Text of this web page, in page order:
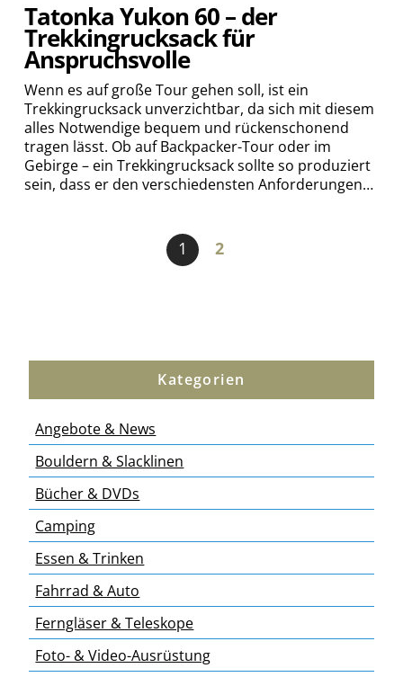
Tatonka Yukon 60 – der
Trekkingrucksack für
Anspruchsvolle
Wenn es auf große Tour gehen soll, ist ein
Trekkingrucksack unverzichtbar, da sich mit diesem
alles Notwendige bequem und rückenschonend
tragen lässt. Ob auf Backpacker-Tour oder im
Gebirge – ein Trekkingrucksack sollte so produziert
sein, dass er den verschiedensten Anforderungen…
1 2
Kategorien
Angebote & News
Bouldern & Slacklinen
Bücher & DVDs
Camping
Essen & Trinken
Fahrrad & Auto
Ferngläser & Teleskope
Foto- & Video-Ausrüstung